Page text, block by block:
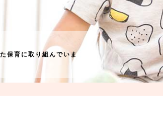
保育に取り組んでいま